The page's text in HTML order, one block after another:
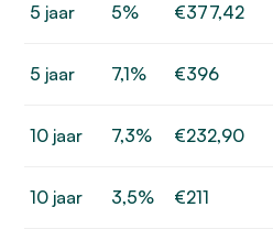
5 jaar 5% €377,42
5 jaar 7,1% €396
10 jaar 7,3% €232,90
10 jaar 3,5% €211